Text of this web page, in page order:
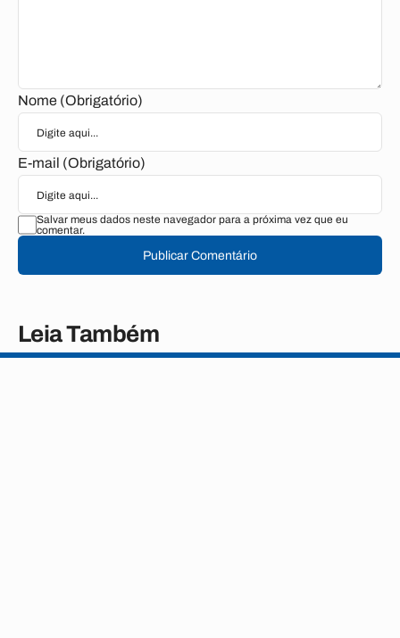
Nome (Obrigatório)
E-mail (Obrigatório)
Salvar meus dados neste navegador para a próxima vez que eu
comentar.
Publicar Comentário
Leia Também